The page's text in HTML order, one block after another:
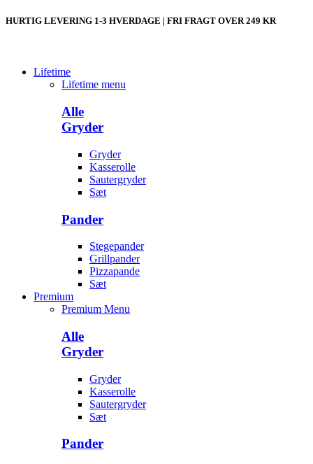
HURTIG LEVERING 1-3 HVERDAGE | FRI FRAGT OVER 249 KR
Lifetime
Lifetime menu
Alle
Gryder
Gryder
Kasserolle
Sautergryder
Sæt
Pander
Stegepander
Grillpander
Pizzapande
Sæt
Premium
Premium Menu
Alle
Gryder
Gryder
Kasserolle
Sautergryder
Sæt
Pander